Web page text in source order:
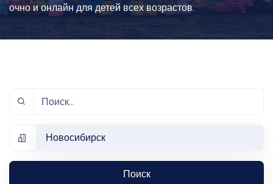
очно и онлайн для детей всех возрастов.
Новосибирск
Поиск